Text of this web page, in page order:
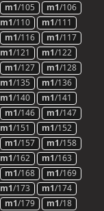
m1/105 m1/106
m1/110 m1/111
m1/116 m1/117
m1/121 m1/122
m1/127 m1/128
m1/135 m1/136
m1/140 m1/141
m1/146 m1/147
m1/151 m1/152
m1/157 m1/158
m1/162 m1/163
m1/168 m1/169
m1/173 m1/174
m1/179 m1/18